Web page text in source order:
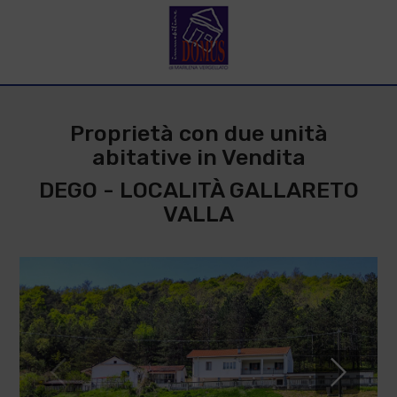
Proprietà con due unità
abitative in Vendita
DEGO - LOCALITÀ GALLARETO
VALLA